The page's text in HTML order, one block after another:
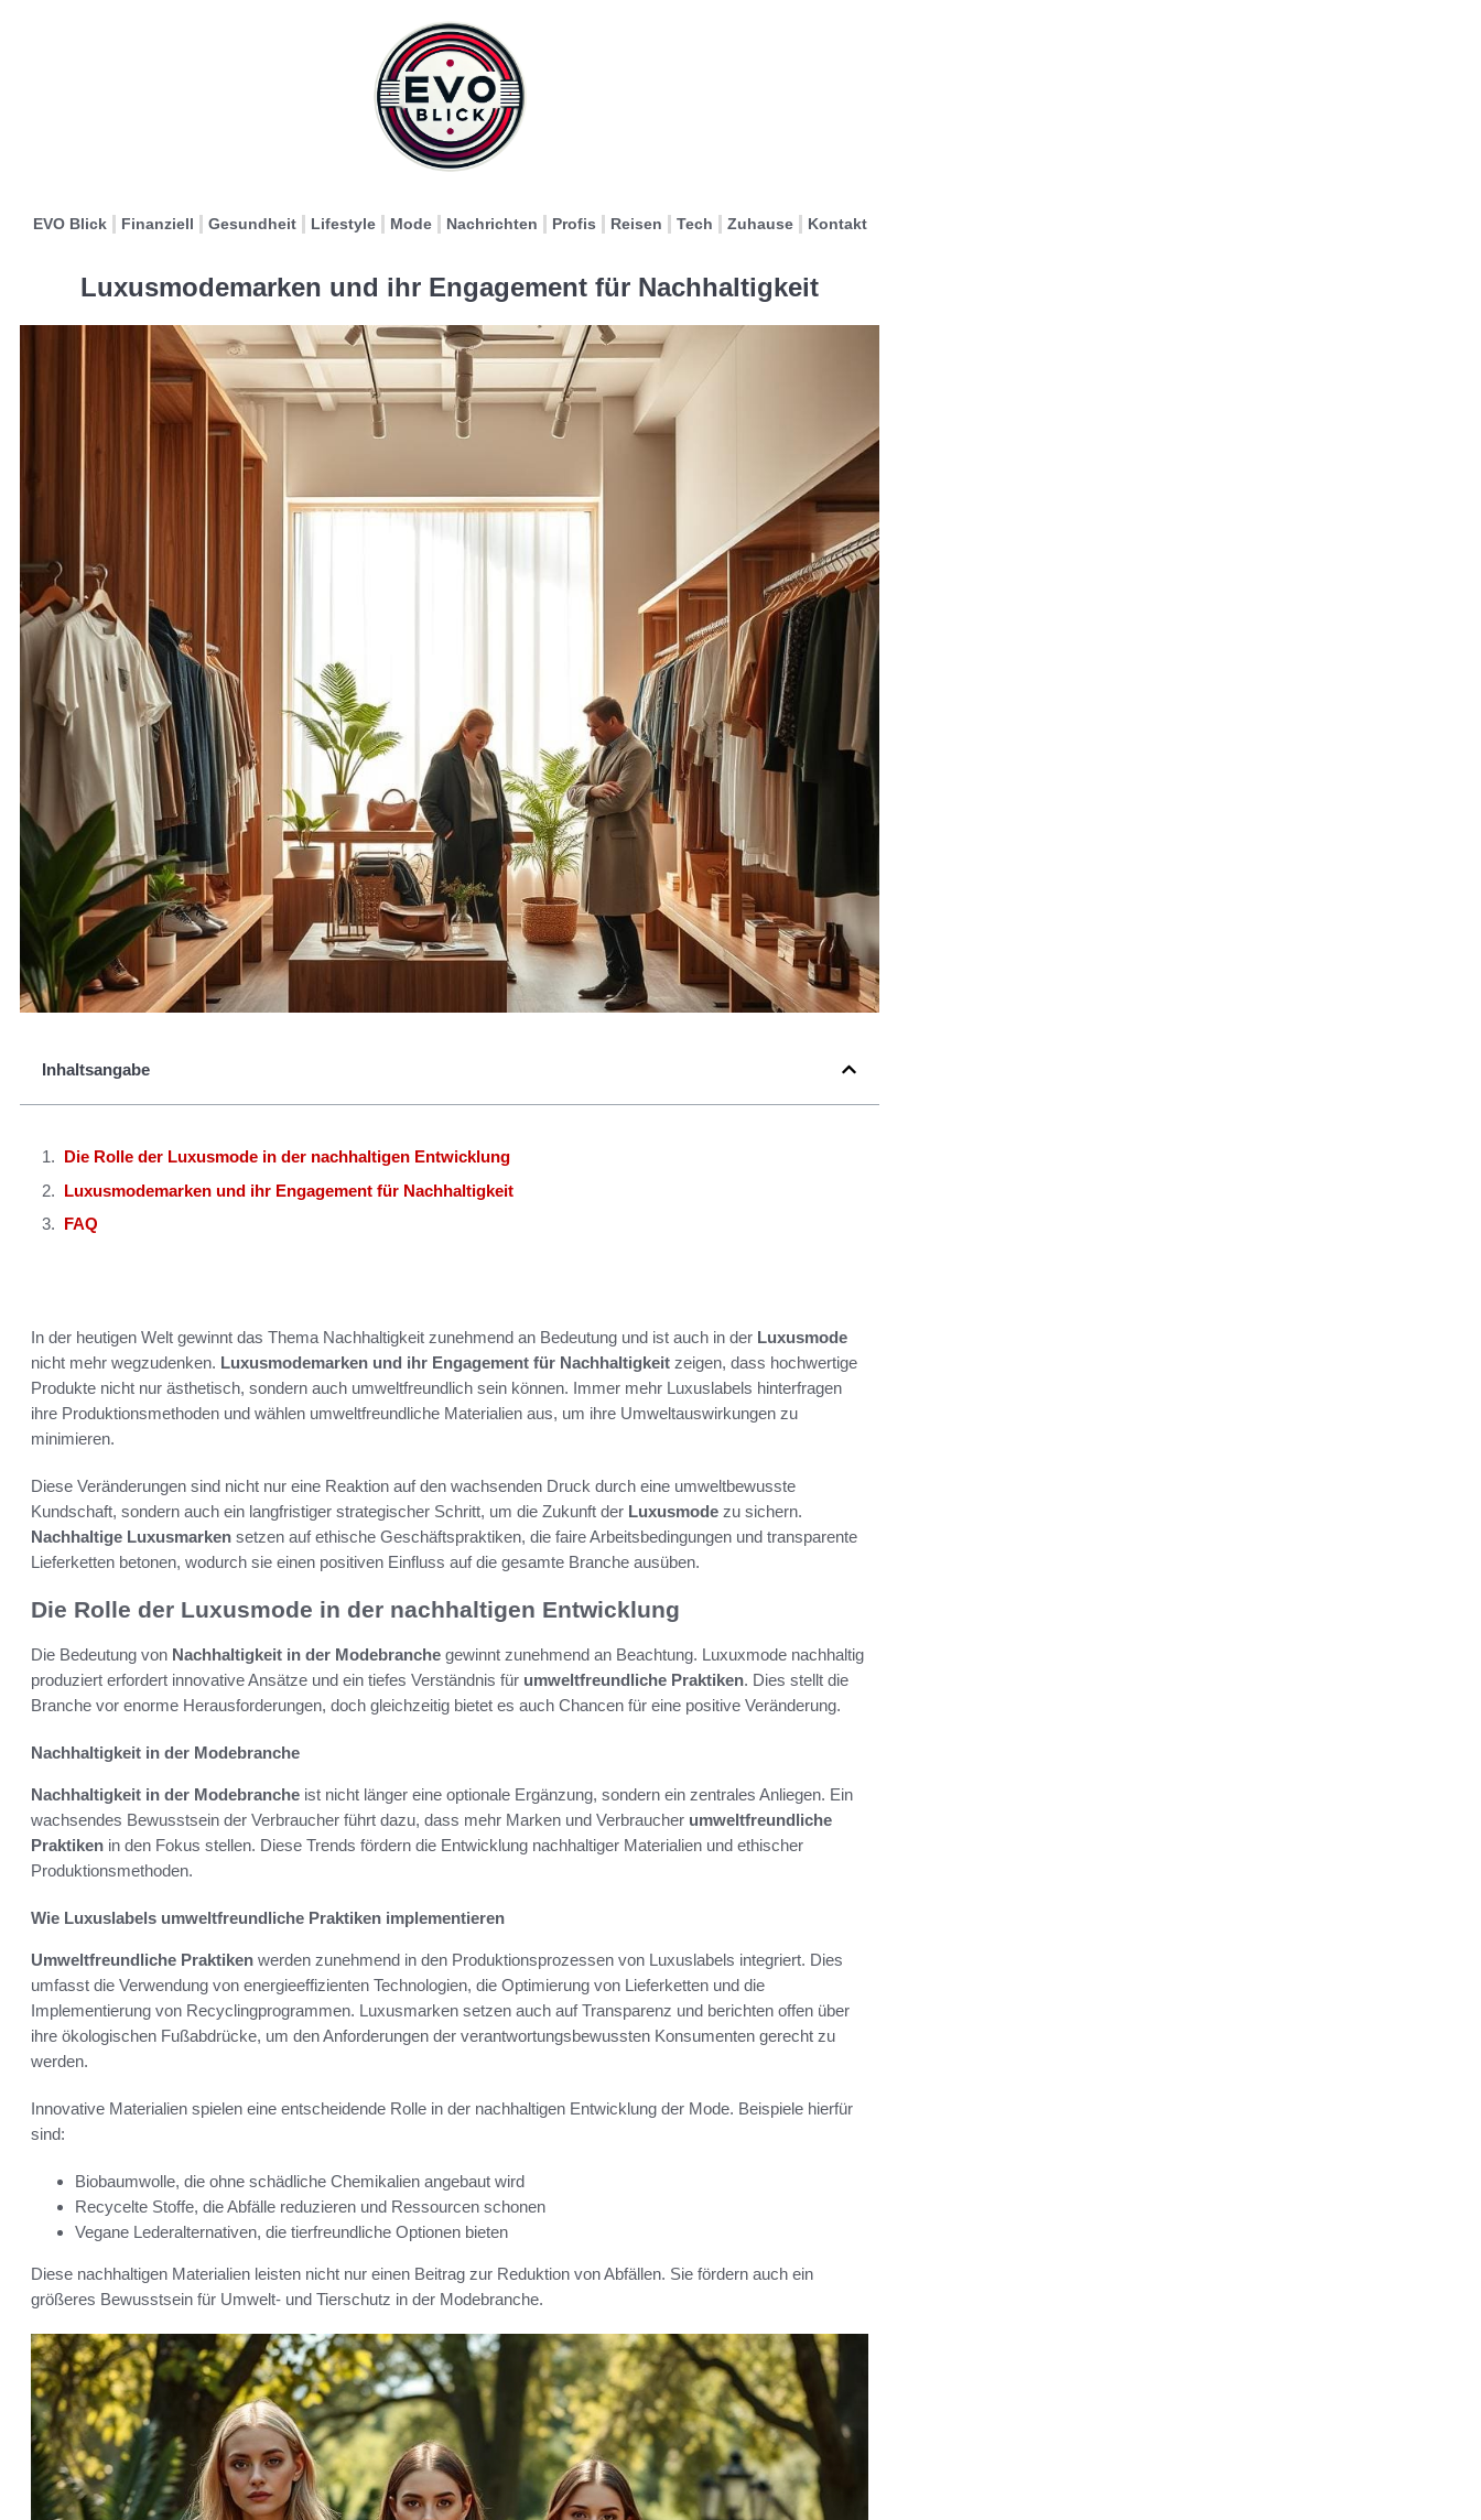
EVO Blick Finanziell Gesundheit Lifestyle Mode Nachrichten Profis Reisen Tech Zuhause Kontakt
Luxusmodemarken und ihr Engagement für Nachhaltigkeit
Inhaltsangabe
Die Rolle der Luxusmode in der nachhaltigen Entwicklung
Luxusmodemarken und ihr Engagement für Nachhaltigkeit
FAQ
In der heutigen Welt gewinnt das Thema Nachhaltigkeit zunehmend an Bedeutung und ist auch in der Luxusmode
nicht mehr wegzudenken. Luxusmodemarken und ihr Engagement für Nachhaltigkeit zeigen, dass hochwertige
Produkte nicht nur ästhetisch, sondern auch umweltfreundlich sein können. Immer mehr Luxuslabels hinterfragen
ihre Produktionsmethoden und wählen umweltfreundliche Materialien aus, um ihre Umweltauswirkungen zu
minimieren.
Diese Veränderungen sind nicht nur eine Reaktion auf den wachsenden Druck durch eine umweltbewusste
Kundschaft, sondern auch ein langfristiger strategischer Schritt, um die Zukunft der Luxusmode zu sichern.
Nachhaltige Luxusmarken setzen auf ethische Geschäftspraktiken, die faire Arbeitsbedingungen und transparente
Lieferketten betonen, wodurch sie einen positiven Einfluss auf die gesamte Branche ausüben.
Die Rolle der Luxusmode in der nachhaltigen Entwicklung
Die Bedeutung von Nachhaltigkeit in der Modebranche gewinnt zunehmend an Beachtung. Luxuxmode nachhaltig
produziert erfordert innovative Ansätze und ein tiefes Verständnis für umweltfreundliche Praktiken. Dies stellt die
Branche vor enorme Herausforderungen, doch gleichzeitig bietet es auch Chancen für eine positive Veränderung.
Nachhaltigkeit in der Modebranche
Nachhaltigkeit in der Modebranche ist nicht länger eine optionale Ergänzung, sondern ein zentrales Anliegen. Ein
wachsendes Bewusstsein der Verbraucher führt dazu, dass mehr Marken und Verbraucher umweltfreundliche
Praktiken in den Fokus stellen. Diese Trends fördern die Entwicklung nachhaltiger Materialien und ethischer
Produktionsmethoden.
Wie Luxuslabels umweltfreundliche Praktiken implementieren
Umweltfreundliche Praktiken werden zunehmend in den Produktionsprozessen von Luxuslabels integriert. Dies
umfasst die Verwendung von energieeffizienten Technologien, die Optimierung von Lieferketten und die
Implementierung von Recyclingprogrammen. Luxusmarken setzen auch auf Transparenz und berichten offen über
ihre ökologischen Fußabdrücke, um den Anforderungen der verantwortungsbewussten Konsumenten gerecht zu
werden.
Innovative Materialien spielen eine entscheidende Rolle in der nachhaltigen Entwicklung der Mode. Beispiele hierfür
sind:
Biobaumwolle, die ohne schädliche Chemikalien angebaut wird
Recycelte Stoffe, die Abfälle reduzieren und Ressourcen schonen
Vegane Lederalternativen, die tierfreundliche Optionen bieten
Diese nachhaltigen Materialien leisten nicht nur einen Beitrag zur Reduktion von Abfällen. Sie fördern auch ein
größeres Bewusstsein für Umwelt- und Tierschutz in der Modebranche.